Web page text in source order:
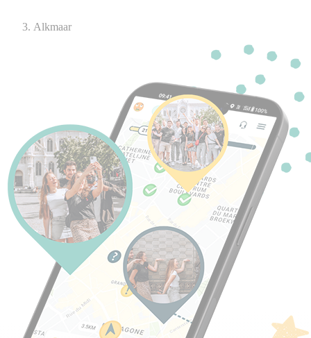
Alkmaar